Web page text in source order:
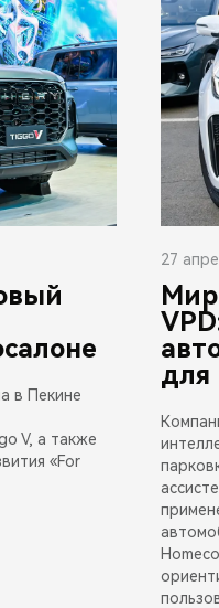
в Пекине
V, а также
«For
27
для